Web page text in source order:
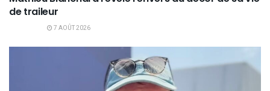
de traileur
7 AOÛT 2026